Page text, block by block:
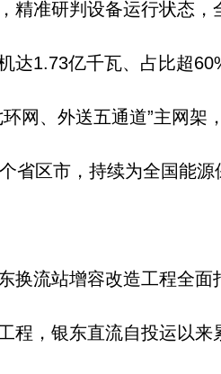
精准研判设备运行状态
达1.73亿千瓦、占比超
网、外送五通道”主网架
省区市，持续为全国能
换流站增容改造工程全
程，银东直流自投运以